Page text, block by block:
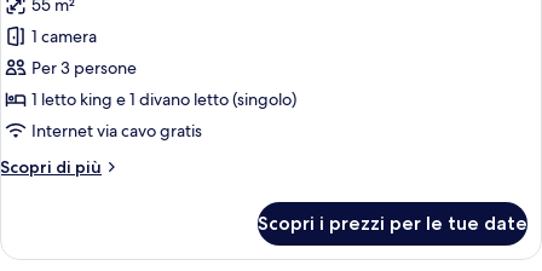
foto
per
Suite
1 camera
Per 3 persone
1 letto king e 1 divano letto (singolo)
Internet via cavo gratis
Scopri di più
Altri
Scopri i prezzi per le tue date